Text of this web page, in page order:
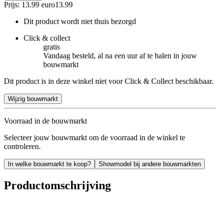
Prijs: 13.99 euro13.99
Dit product wordt niet thuis bezorgd
Click & collect
gratis
Vandaag besteld, al na een uur af te halen in jouw
bouwmarkt
Dit product is in deze winkel niet voor Click & Collect beschikbaar.
Wijzig bouwmarkt
Voorraad in de bouwmarkt
Selecteer jouw bouwmarkt om de voorraad in de winkel te
controleren.
In welke bouwmarkt te koop? Showmodel bij andere bouwmarkten
Productomschrijving